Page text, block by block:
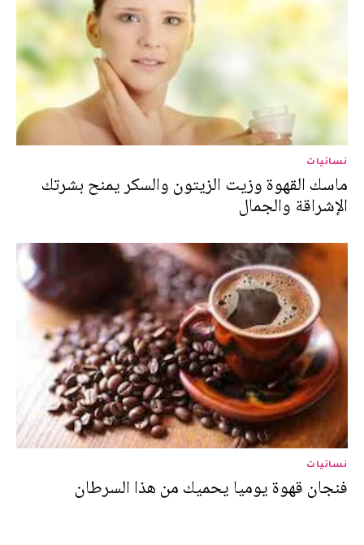
نسائيات
ماسك القهوة وزيت الزيتون والسكر يمنح بشرتك
الإشراقة والجمال
نسائيات
فنجان قهوة يوميا يحميك من هذا السرطان